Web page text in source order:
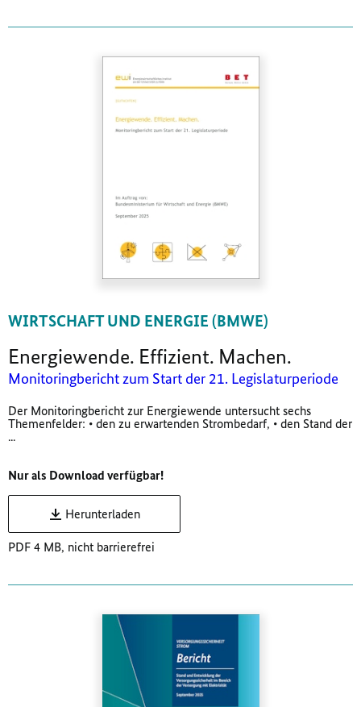
WIRTSCHAFT UND ENERGIE (BMWE)
Energiewende. Effizient. Machen.
Monitoringbericht zum Start der 21. Legislaturperiode
Der Monitoringbericht zur Energiewende untersucht sechs
Themenfelder: • den zu erwartenden Strombedarf, • den Stand der
...
Nur als Download verfügbar!
Herunterladen
PDF 4 MB, nicht barrierefrei